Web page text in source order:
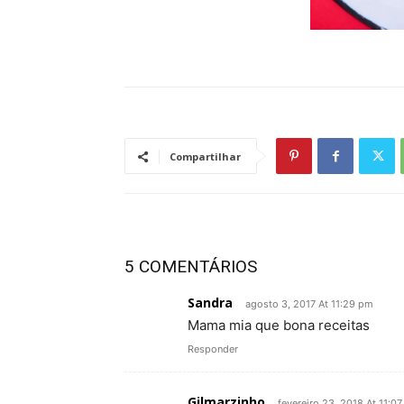
Compartilhar
5 COMENTÁRIOS
Sandra agosto 3, 2017 At 11:29 pm
Mama mia que bona receitas
Responder